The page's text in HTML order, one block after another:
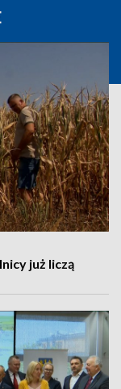
już liczą